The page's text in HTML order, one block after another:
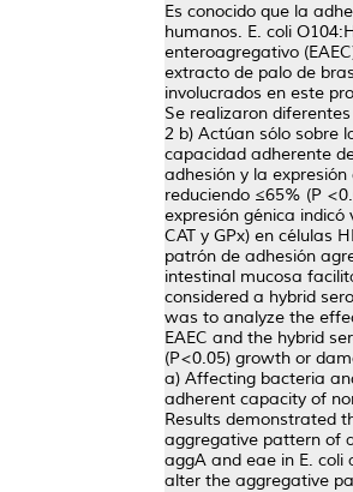
Es conocido que la
humanos. E. coli
enteroagregativo
extracto de palo de
involucrados en este
Se realizaron
2 b) Actúan sólo sobre
capacidad adherente
adhesión y la
reduciendo ≤65% (P
expresión génica
CAT y GPx) en células
patrón de adhesión
intestinal mucosa
considered a hybrid
was to analyze the
EAEC and the hybrid
(P<0.05) growth or
a) Affecting bacteria
adherent capacity of
Results demonstrated
aggregative pattern of
aggA and eae in E. coli
alter the aggregative